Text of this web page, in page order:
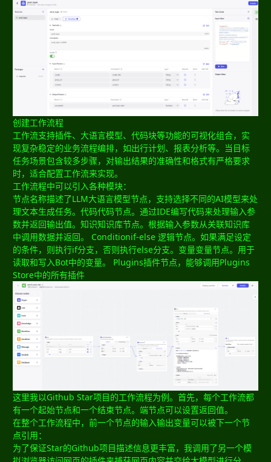
创建工作流程
工作流支持插件、大语言模型、代码块等功能的可视化组合，实
现复杂稳定的业务流程编排，如出行计划、报表分析等。当目标
任务场景包含较多步骤，对输出结果的准确性和格式有严格要求
时，适合配置工作流来实现。
工作流程中可以引入各种模块：
节点名称描述了LLM大语言模型节点，支持选择不同的AI模型来处
理文本生成任务。代码代码节点。通过IDE编写代码来处理输入参
数并返回输出值。知识知识库节点。根据输入参数从关联知识库
中调用数据并返回。 Conditionif-else 逻辑节点。如果满足设定
的条件，则执行if分支，否则执行else分支。变量变量节点。用于
读取和写入Bot中的变量。 Plugins插件节点，能够调用Plugins
Store中的所有插件
这里我以Github Star项目的工作流程为例。首先，每个工作流都
有一个起始节点和一个结束节点。端节点可以设置返回值。
在整个工作流程中，前一个节点的输入输出变量可以被下一个节
点引用：
为了保证Star的Github项目描述信息更丰富，我调用了另一个模